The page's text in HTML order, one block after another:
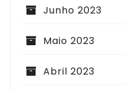
Junho 2023
Maio 2023
Abril 2023